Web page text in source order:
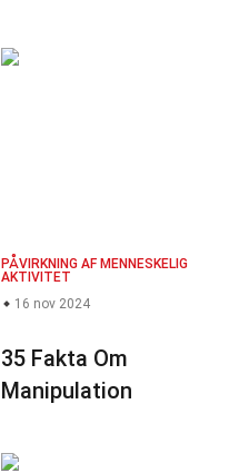
PÅVIRKNING AF MENNESKELIG
AKTIVITET
16 nov 2024
35 Fakta Om
Manipulation